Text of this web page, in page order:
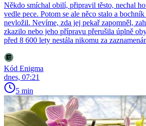
Někdo smíchal obilí, připravil těsto, nechal
vedle pece. Potom se ale něco stalo a
nevložil. Nevíme, zda jej pekař zapomněl,
zkazilo nebo jeho přípravu přerušila úplně
před 8 600 lety nestála nikomu za
Kód Enigma
dnes, 07:21
5 min